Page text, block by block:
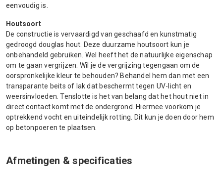
eenvoudig is.
Houtsoort
De constructie is vervaardigd van geschaafd en kunstmatig
gedroogd douglas hout. Deze duurzame houtsoort kun je
onbehandeld gebruiken. Wel heeft het de natuurlijke eigenschap
om te gaan vergrijzen. Wil je de vergrijzing tegengaan om de
oorspronkelijke kleur te behouden? Behandel hem dan met een
transparante beits of lak dat beschermt tegen UV-licht en
weersinvloeden. Tenslotte is het van belang dat het hout niet in
direct contact komt met de ondergrond. Hiermee voorkom je
optrekkend vocht en uiteindelijk rotting. Dit kun je doen door hem
op betonpoeren te plaatsen.
Afmetingen & specificaties